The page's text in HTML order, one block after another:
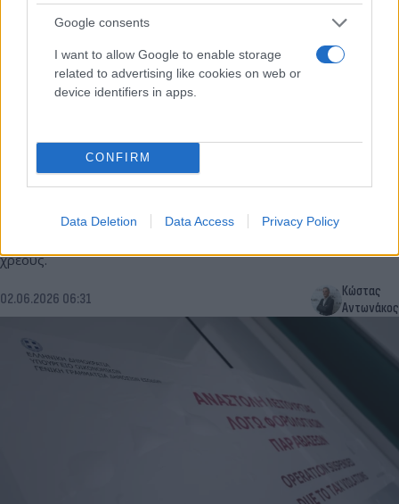
Google consents
I want to allow Google to enable storage
related to advertising like cookies on web or
device identifiers in apps.
CONFIRM
Data Deletion Data Access Privacy Policy
Έρχονται τέσσερις παρεμβάσεις - ανάσα για
οφειλέτες μέχρι το τέλος Ιουνίου
χρέους.
02.06.2026 06:31
Κώστας
Αντωνάκος